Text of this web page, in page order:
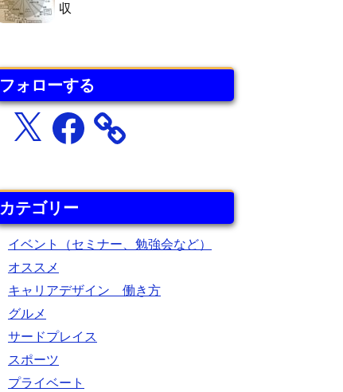
収
フォローする
X Facebook
カテゴリー
イベント（セミナー、勉強会など）
オススメ
キャリアデザイン 働き方
グルメ
サードプレイス
スポーツ
プライベート